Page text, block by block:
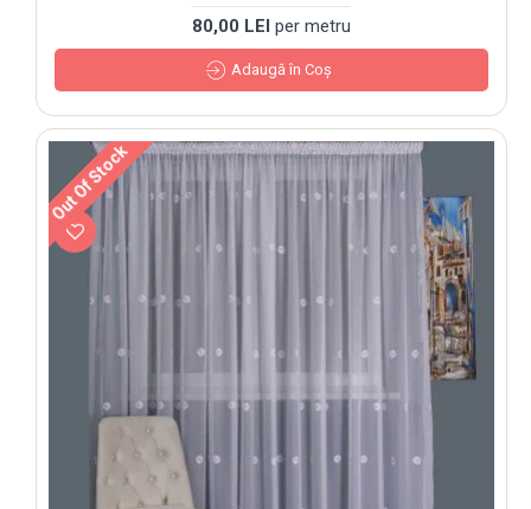
80,00 LEI per metru
Adaugă în Coş
Out Of Stock